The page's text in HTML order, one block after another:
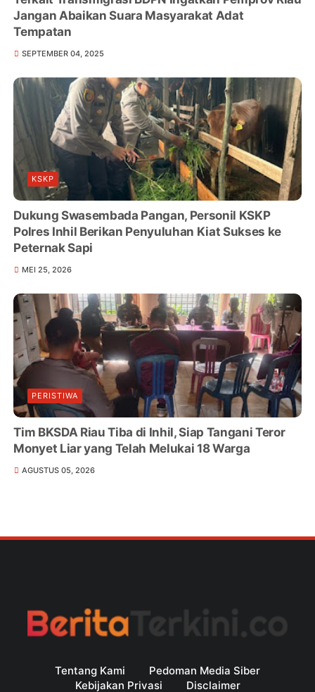
Jangan Abaikan Suara Masyarakat Adat
Tempatan
SEPTEMBER 04, 2025
KSKP
Dukung Swasembada Pangan, Personil KSKP
Polres Inhil Berikan Penyuluhan Kiat Sukses ke
Peternak Sapi
MEI 25, 2026
PERISTIWA
Tim BKSDA Riau Tiba di Inhil, Siap Tangani Teror
Monyet Liar yang Telah Melukai 18 Warga
AGUSTUS 05, 2026
Tentang Kami
Pedoman Media Siber
Kebijakan Privasi
Disclaimer